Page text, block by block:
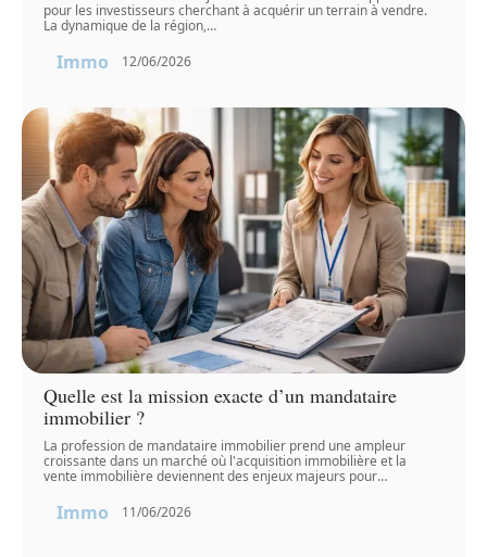
pour les investisseurs cherchant à acquérir un terrain à vendre.
La dynamique de la région,…
Immo 12/06/2026
Quelle est la mission exacte d’un mandataire
immobilier ?
La profession de mandataire immobilier prend une ampleur
croissante dans un marché où l'acquisition immobilière et la
vente immobilière deviennent des enjeux majeurs pour…
Immo 11/06/2026